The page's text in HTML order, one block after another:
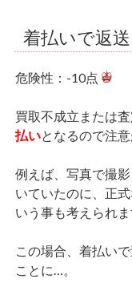
着払いで返
危険性：-10点
買取不成立または
払いとなるので注意
例えば、写真で撮
いていたのに、正
いう事も考えられま
この場合、着払い
ことに…。